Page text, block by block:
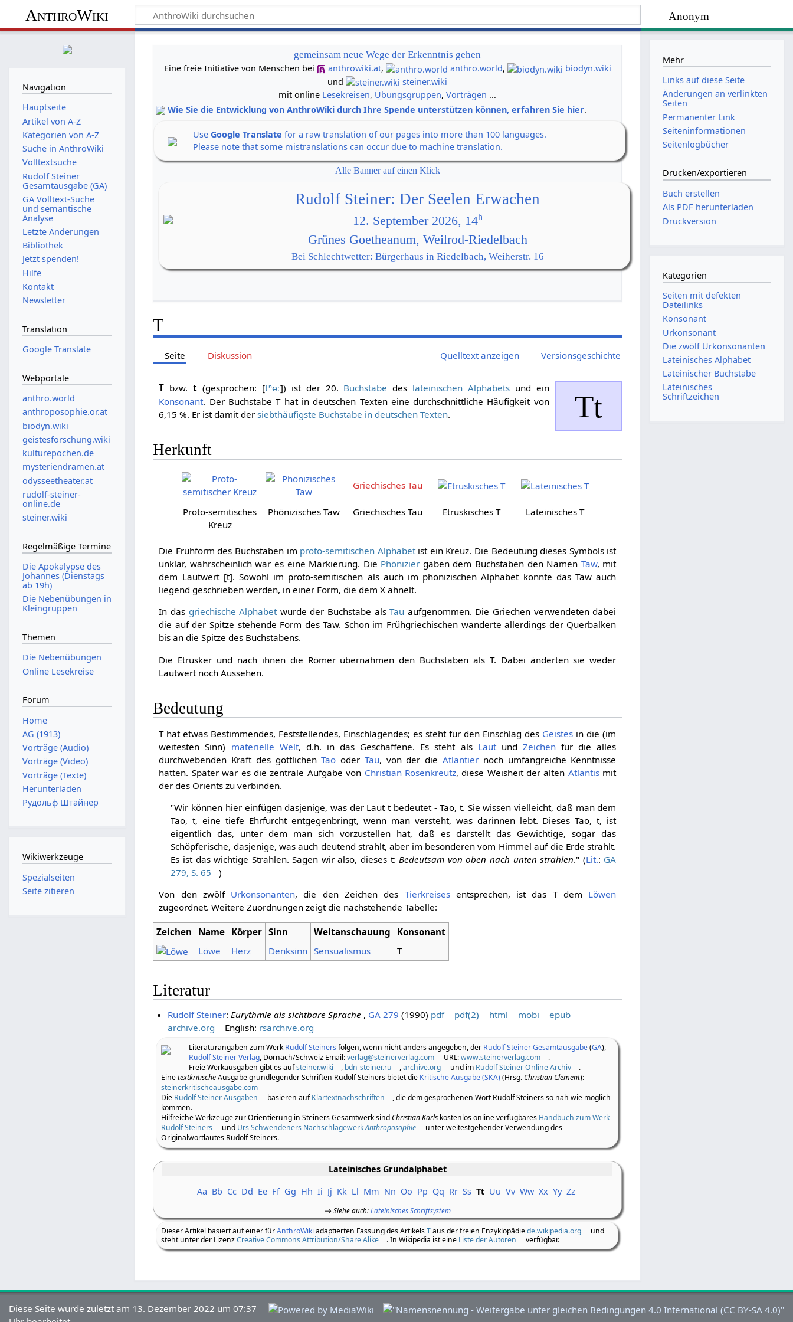
Anonym
AnthroWiki
gemeinsam neue Wege der Erkenntnis gehen
Eine freie Initiative von Menschen bei
anthrowiki.at, anthro.world,
biodyn.wiki
und
steiner.wiki
mit online Lesekreisen, Übungsgruppen,Vorträgen ...
Wie Sie die Entwicklung von AnthroWiki durch Ihre Spende unterstützen können, erfahren Sie hier.
UseGoogle Translate for a raw translation of our pages into more than 100 languages.
Please note that some mistranslations can occur due to machine translation.
Alle Banner auf einen Klick
Rudolf Steiner: Der Seelen Erwachen
12. September 2026, 14h
Grünes Goetheanum, Weilrod-Riedelbach
Bei Schlechtwetter: Bürgerhaus in Riedelbach, Weiherstr. 16
T
Seite Diskussion Quelltext anzeigen Versionsgeschichte
Tt
T bzw.t (gesprochen: [tʰeː]) ist der 20. Buchstabe des lateinischen Alphabets und ein
Konsonant. Der Buchstabe T hat in deutschen Texten eine durchschnittliche Häufigkeit von
6,15 %. Er ist damit dersiebthäufigste Buchstabe in deutschen Texten.
Herkunft
Griechisches Tau
Proto-semitisches
Kreuz
Phönizisches Taw Griechisches Tau Etruskisches T Lateinisches T
Die Frühform des Buchstaben im proto-semitischen Alphabetist ein Kreuz. Die Bedeutung dieses Symbols ist
unklar, wahrscheinlich war es eine Markierung. Die Phönizier gaben dem Buchstaben den Namen Taw, mit
dem Lautwert [t]. Sowohl im proto-semitischen als auch im phönizischen Alphabet konnte das Taw auch
liegend geschrieben werden, in einer Form, die dem X ähnelt.
In das griechische Alphabetwurde der Buchstabe alsTau aufgenommen. Die Griechen verwendeten dabei
die auf der Spitze stehende Form des Taw. Schon im Frühgriechischen wanderte allerdings der Querbalken
bis an die Spitze des Buchstabens.
Die Etrusker und nach ihnen die Römer übernahmen den Buchstaben als T. Dabei änderten sie weder
Lautwert noch Aussehen.
Bedeutung
T hat etwas Bestimmendes, Feststellendes, Einschlagendes; es steht für den Einschlag des Geistes in die (im
weitesten Sinn) materielle Welt, d.h. in das Geschaffene. Es steht als Lautund Zeichenfür die alles
durchwebenden Kraft des göttlichenTao oder Tau, von der die Atlantier noch umfangreiche Kenntnisse
hatten. Später war es die zentrale Aufgabe von Christian Rosenkreutz, diese Weisheit der alten Atlantismit
der des Orients zu verbinden.
"Wir können hier einfügen dasjenige, was der Laut t bedeutet - Tao, t. Sie wissen vielleicht, daß man dem
Tao, t, eine tiefe Ehrfurcht entgegenbringt, wenn man versteht, was darinnen lebt. Dieses Tao, t, ist
eigentlich das, unter dem man sich vorzustellen hat, daß es darstellt das Gewichtige, sogar das
Schöpferische, dasjenige, was auch deutend strahlt, aber im besonderen vom Himmel auf die Erde strahlt.
Es ist das wichtige Strahlen. Sagen wir also, dieses t:Bedeutsam von oben nach unten strahlen." (Lit.: GA
279, S. 65
)
Von den zwölf Urkonsonanten, die den Zeichen des Tierkreisesentsprechen, ist das T dem Löwen
zugeordnet. Weitere Zuordnungen zeigt die nachstehende Tabelle:
Zeichen Name Körper Sinn Weltanschauung
Konsonant
Löwe
Herz Denksinn Sensualismus T
Literatur
Rudolf Steiner: Eurythmie als sichtbare Sprache , GA 279 (1990) pdf pdf(2) html mobi
epub
archive.org
English: rsarchive.org
Literaturangaben zum WerkRudolf Steinersfolgen, wenn nicht anders angegeben, der Rudolf Steiner Gesamtausgabe(GA),
Rudolf Steiner Verlag, Dornach/Schweiz Email:verlag@steinerverlag.com URL:www.steinerverlag.com
.
Freie Werkausgaben gibt es aufsteiner.wiki , bdn-steiner.ru ,archive.org und im Rudolf Steiner Online Archiv
.
EinetextkritischeAusgabe grundlegender Schriften Rudolf Steiners bietet die Kritische Ausgabe (SKA)(Hrsg.Christian Clement):
steinerkritischeausgabe.com
Die Rudolf Steiner Ausgaben basieren aufKlartextnachschriften
, die dem gesprochenen Wort Rudolf Steiners so nah wie möglich
kommen.
Hilfreiche Werkzeuge zur Orientierung in Steiners Gesamtwerk sindChristian Karls kostenlos online verfügbares Handbuch zum Werk
Rudolf Steiners
und Urs Schwendeners NachschlagewerkAnthroposophie
unter weitestgehender Verwendung des
Originalwortlautes Rudolf Steiners.
Lateinisches Grundalphabet
Aa Bb Cc Dd Ee Ff Gg Hh Ii Jj Kk Ll Mm Nn Oo Pp Qq Rr Ss Tt Uu Vv Ww Xx Yy Zz
→ Siehe auch: Lateinisches Schriftsystem
Dieser Artikel basiert auf einer fürAnthroWiki adaptierten Fassung des ArtikelsTaus der freien Enzyklopädiede.wikipedia.org
und
steht unter der LizenzCreative Commons Attribution/Share Alike . In Wikipedia ist eine Liste der Autoren verfügbar.
Navigation
Hauptseite
Artikel von A-Z
Kategorien von A-Z
Suche in AnthroWiki
Volltextsuche
Rudolf Steiner
Gesamtausgabe (GA)
GA Volltext-Suche
und semantische
Analyse
Letzte Änderungen
Bibliothek
Jetzt spenden!
Hilfe
Kontakt
Newsletter
Translation
Google Translate
Webportale
anthro.world
anthroposophie.or.at
biodyn.wiki
geistesforschung.wiki
kulturepochen.de
mysteriendramen.at
odysseetheater.at
rudolf-steiner-
online.de
steiner.wiki
Regelmäßige Termine
Die Apokalypse des
Johannes (Dienstags
ab 19h)
Die Nebenübungen in
Kleingruppen
Themen
Die Nebenübungen
Online Lesekreise
Forum
Home
AG (1913)
Vorträge (Audio)
Vorträge (Video)
Vorträge (Texte)
Herunterladen
Рудольф Штайнер
Wikiwerkzeuge
Spezialseiten
Seite zitieren
Mehr
Links auf diese Seite
Änderungen an verlinkten
Seiten
Permanenter Link
Seiten­­informationen
Seitenlogbücher
Drucken/­exportieren
Buch erstellen
Als PDF herunterladen
Druckversion
Kategorien
Seiten mit defekten
Dateilinks
Konsonant
Urkonsonant
Die zwölf Urkonsonanten
Lateinisches Alphabet
Lateinischer Buchstabe
Lateinisches
Schriftzeichen
Diese Seite wurde zuletzt am 13. Dezember 2022 um 07:37